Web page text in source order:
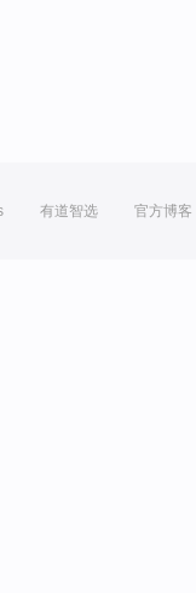
有道智选 官方博客